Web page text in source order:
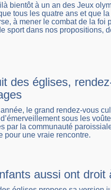
bientôt à un an des Jeux
tous les quatre ans et que
à mener le combat de la foi
sport dans nos propositions,
des églises,
le grand rendez-vous
sous les
par la communauté
pour une vraie rencontre.
aussi ont